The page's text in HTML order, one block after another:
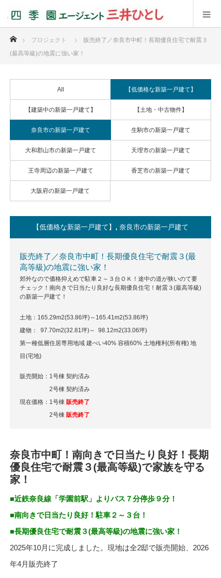
プロジェクト
販売終了／奈良市中町！長期優良住宅で耐震３
(最高等級)の地震に強い家！
All 【低価格な新築一戸建て】
【建築中の新築一戸建て】 【土地・中古物件】
奈良市の新築一戸建て 生駒市の新築一戸建て
大和郡山市の新築一戸建て 天理市の新築一戸建て
王寺周辺の新築一戸建て 香芝市の新築一戸建て
大阪府の新築一戸建て
【低価格な新築一戸建て】 , 奈良市の新築一戸建て
販売終了／奈良市中町！長期優良住宅で耐震３(最
高等級)の地震に強い家！
郊外なので価格抑えめで駐車２～３台ＯＫ！途中の道が狭いのて要
チェック！南向きで日当たり良好な長期優良住宅！耐震３(最高等級)
の新築一戸建て！
土地：165.29m2(53.86坪)～165.41m2(53.86坪)
建物： 97.70m2(32.81坪)～ 98.12m2(33.06坪)
第一種低層住居専用地域 建ぺい40% 容積60% 土地権利(所有権) 地
目(宅地)
販売開始：1号棟 契約済み
2号棟 契約済み
現在価格：1号棟 販売終了
2号棟 販売終了
奈良市中町！南向きで日当たり良好！長期
優良住宅で耐震３(最高等級)で家族を守る
家！
■近鉄奈良線「学園前駅」よりバス７分停歩９分！
■南向きで日当たり良好！駐車２～３台！
■長期優良住宅で耐震３(最高等級)の地震に強い家！
2025年10月に完成しました。現地は全2邸で販売開始、2026
年4月販売終了